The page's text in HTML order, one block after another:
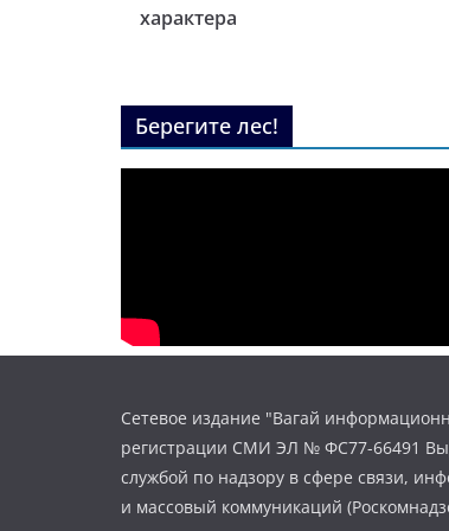
характера
Берегите лес!
Сетевое издание "Вагай
регистрации СМИ ЭЛ № ФС77-66491
службой по надзору в сфере связи,
и массовый коммуникаций